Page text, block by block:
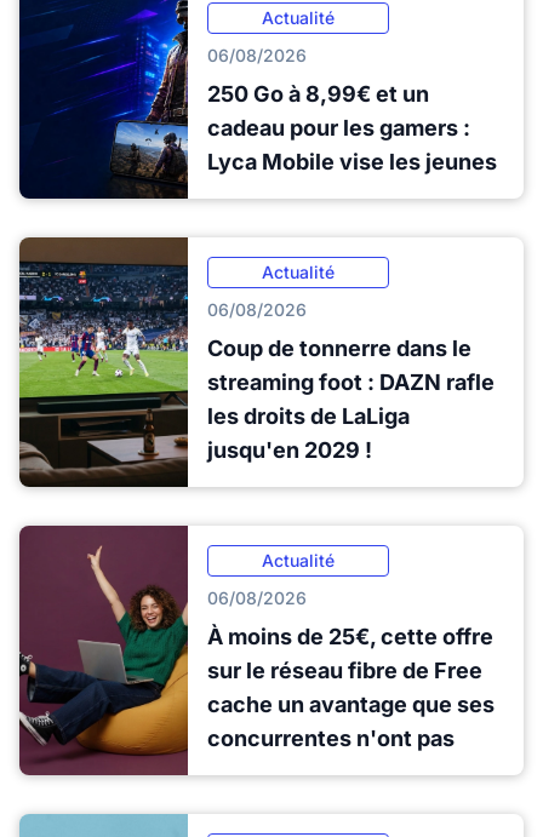
Actualité
06/08/2026
250 Go à 8,99€ et un
cadeau pour les gamers :
Lyca Mobile vise les jeunes
Actualité
06/08/2026
Coup de tonnerre dans le
streaming foot : DAZN rafle
les droits de LaLiga
jusqu'en 2029 !
Actualité
06/08/2026
À moins de 25€, cette offre
sur le réseau fibre de Free
cache un avantage que ses
concurrentes n'ont pas